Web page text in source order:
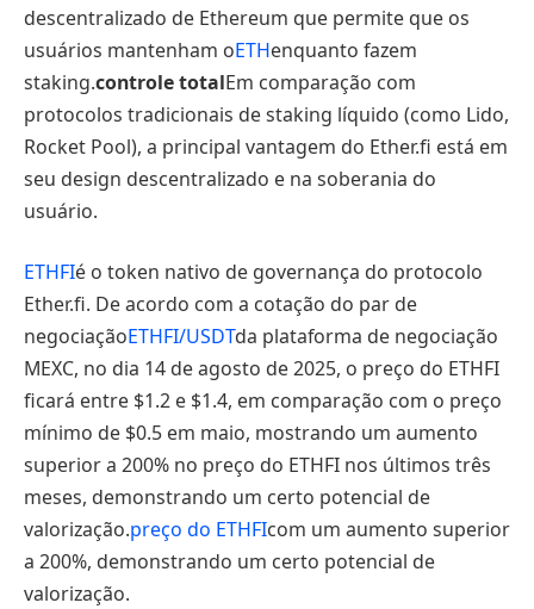
descentralizado de Ethereum que permite que os
usuários mantenham oETHenquanto fazem
staking.controle totalEm comparação com
protocolos tradicionais de staking líquido (como Lido,
Rocket Pool), a principal vantagem do Ether.fi está em
seu design descentralizado e na soberania do
usuário.
ETHFIé o token nativo de governança do protocolo
Ether.fi. De acordo com a cotação do par de
negociaçãoETHFI/USDTda plataforma de negociação
MEXC, no dia 14 de agosto de 2025, o preço do ETHFI
ficará entre $1.2 e $1.4, em comparação com o preço
mínimo de $0.5 em maio, mostrando um aumento
superior a 200% no preço do ETHFI nos últimos três
meses, demonstrando um certo potencial de
valorização.preço do ETHFIcom um aumento superior
a 200%, demonstrando um certo potencial de
valorização.